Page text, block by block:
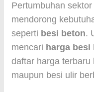
Pertumbuhan
mendorong
seperti besi beton.
mencari harga besi
daftar harga terbaru
maupun besi ulir